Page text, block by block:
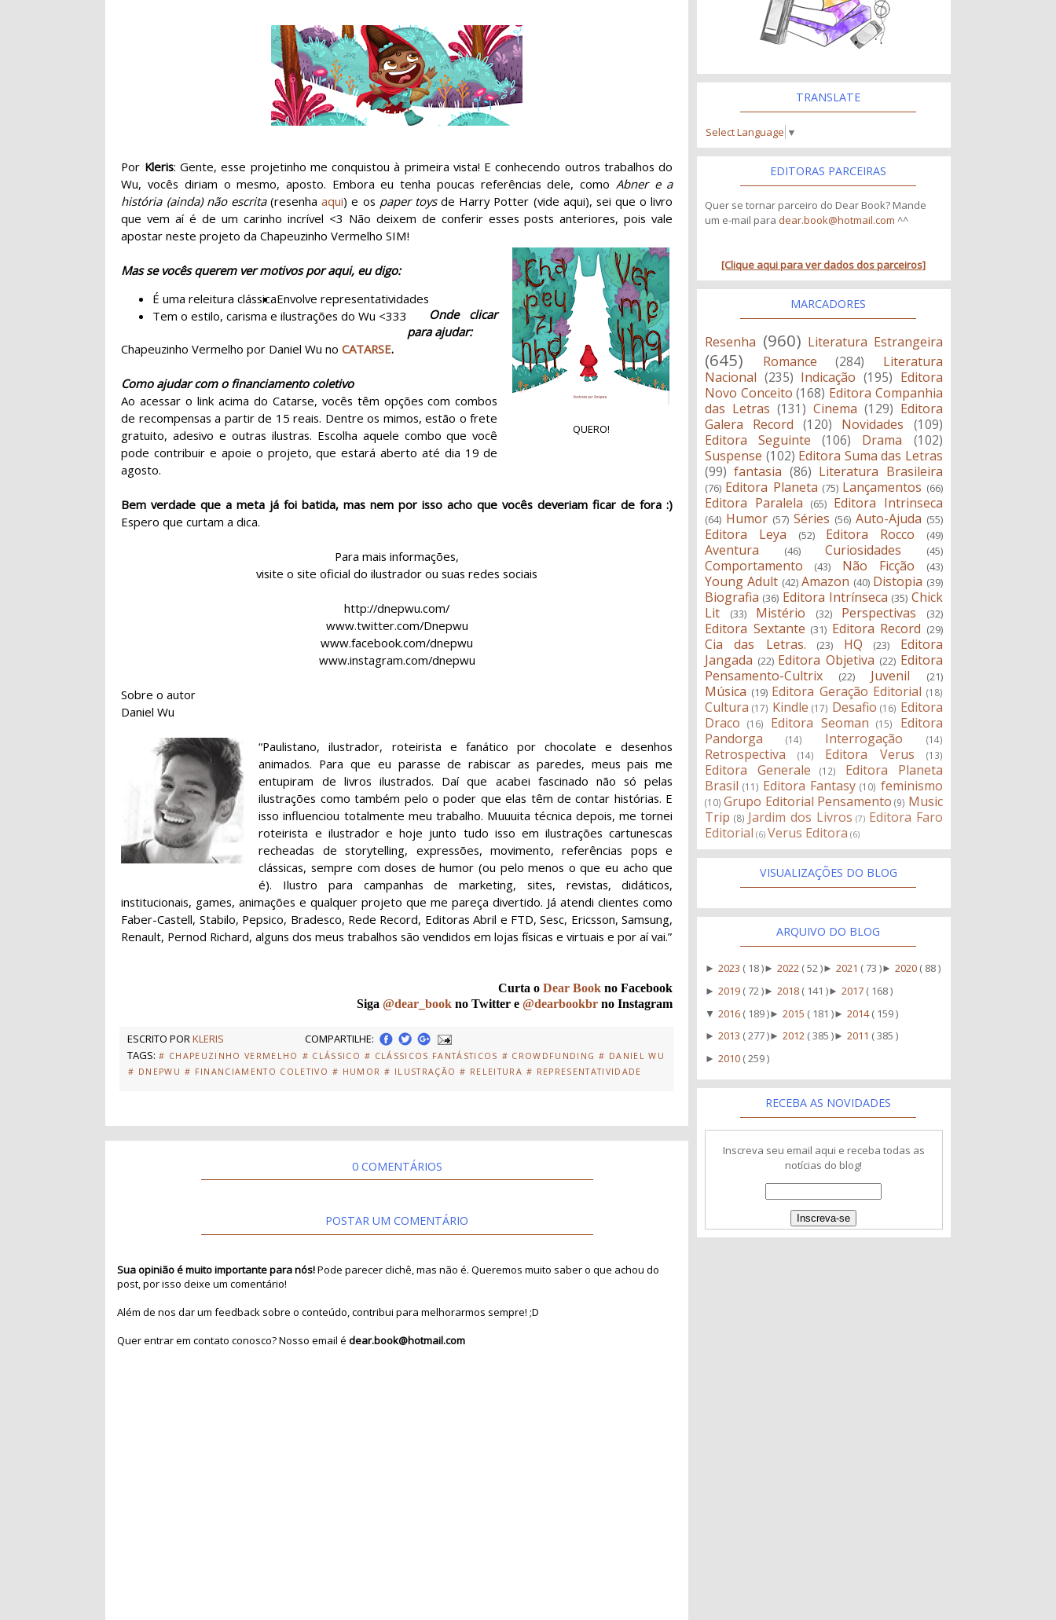
Por Kleris: Gente, esse projetinho me conquistou à primeira vista! E conhecendo outros trabalhos do
Wu, vocês diriam o mesmo, aposto. Embora eu tenha poucas referências dele, como Abner e a
história (ainda) não escrita(resenhaaqui) e os paper toysde Harry Potter (vide aqui), sei que o livro
que vem aí é de um carinho incrível <3 Não deixem de conferir esses posts anteriores, pois vale
apostar neste projeto da Chapeuzinho Vermelho SIM!
QUERO!
Mas se vocês querem ver motivos por aqui, eu digo:
É uma releitura clássicaEnvolve representatividades
Tem o estilo, carisma e ilustrações do Wu <333
Onde clicar
para ajudar:
Chapeuzinho Vermelho por Daniel Wu noCATARSE.
Como ajudar com o financiamento coletivo
Ao acessar o link acima do Catarse, vocês têm opções com combos
de recompensas a partir de 15 reais. Dentre os mimos, estão o frete
gratuito, adesivo e outras ilustras. Escolha aquele combo que você
pode contribuir e apoie o projeto, que estará aberto até dia 19 de
agosto.
Bem verdade que a meta já foi batida, mas nem por isso acho que vocês deveriam ficar de fora :)
Espero que curtam a dica.
Para mais informações,
visite o site oficial do ilustrador ou suas redes sociais
http://dnepwu.com/
www.twitter.com/Dnepwu
www.facebook.com/dnepwu
www.instagram.com/dnepwu
Sobre o autor
Daniel Wu
“Paulistano, ilustrador, roteirista e fanático por chocolate e desenhos
animados. Para que eu parasse de rabiscar as paredes, meus pais me
entupiram de livros ilustrados. Daí que acabei fascinado não só pelas
ilustrações como também pelo o poder que elas têm de contar histórias. E
isso influenciou totalmente meu trabalho. Muuuita técnica depois, me tornei
roteirista e ilustrador e hoje junto tudo isso em ilustrações cartunescas
recheadas de storytelling, expressões, movimento, referências pops e
clássicas, sempre com doses de humor (ou pelo menos o que eu acho que
é). Ilustro para campanhas de marketing, sites, revistas, didáticos,
institucionais, games, animações e qualquer projeto que me pareça divertido. Já atendi clientes como
Faber-Castell, Stabilo, Pepsico, Bradesco, Rede Record, Editoras Abril e FTD, Sesc, Ericsson, Samsung,
Renault, Pernod Richard, alguns dos meus trabalhos são vendidos em lojas físicas e virtuais e por aí vai.”
Curta oDear Book no Facebook
Siga @dear_book no Twitter e @dearbookbr no Instagram
ESCRITO PORKLERIS
COMPARTILHE:
TAGS: # CHAPEUZINHO VERMELHO # CLÁSSICO # CLÁSSICOS FANTÁSTICOS # CROWDFUNDING # DANIEL WU
# DNEPWU # FINANCIAMENTO COLETIVO # HUMOR # ILUSTRAÇÃO # RELEITURA # REPRESENTATIVIDADE
0 COMENTÁRIOS
POSTAR UM COMENTÁRIO
Sua opinião é muito importante para nós!Pode parecer clichê, mas não é. Queremos muito saber o que achou do
post, por isso deixe um comentário!
Além de nos dar um feedback sobre o conteúdo, contribui para melhorarmos sempre! ;D
Quer entrar em contato conosco? Nosso email édear.book@hotmail.com
TRANSLATE
Select Language ▼
EDITORAS PARCEIRAS
Quer se tornar parceiro do Dear Book? Mande
um e-mail para dear.book@hotmail.com ^^
[Clique aqui para ver dados dos parceiros]
MARCADORES
Resenha (960) Literatura Estrangeira
(645) Romance (284)
Literatura
Nacional (235) Indicação (195) Editora
Novo Conceito (168) Editora Companhia
das Letras (131) Cinema (129) Editora
Galera Record
(120) Novidades
(109)
Editora Seguinte
(106) Drama
(102)
Suspense (102) Editora Suma das Letras
(99) fantasia (86) Literatura Brasileira
(76) Editora Planeta (75) Lançamentos (66)
Editora Paralela (65) Editora Intrinseca
(64) Humor (57) Séries (56) Auto-Ajuda (55)
Editora Leya (52) Editora Rocco (49)
Aventura (46) Curiosidades (45)
Comportamento (43) Não Ficção (43)
Young Adult (42) Amazon (40) Distopia (39)
Biografia (36) Editora Intrínseca (35) Chick
Lit
(33) Mistério (32) Perspectivas (32)
Editora Sextante (31) Editora Record (29)
Cia das Letras. (23) HQ (23)
Editora
Jangada (22) Editora Objetiva (22) Editora
Pensamento-Cultrix
(22) Juvenil (21)
Música (19) Editora Geração Editorial (18)
Cultura (17) Kindle (17) Desafio (16) Editora
Draco
(16) Editora Seoman (15)
Editora
Pandorga
(14) Interrogação (14)
Retrospectiva (14) Editora Verus (13)
Editora Generale (12)
Editora Planeta
Brasil (11) Editora Fantasy (10) feminismo
(10) Grupo Editorial Pensamento (9) Music
Trip (8) Jardim dos Livros (7) Editora Faro
Editorial (6) Verus Editora (6)
VISUALIZAÇÕES DO BLOG
ARQUIVO DO BLOG
►2023 ( 18 )►2022 ( 52 )►2021 ( 73 )►2020 ( 88 )
►2019 ( 72 )►2018 ( 141 )►2017 ( 168 )
▼2016 ( 189 )►2015 ( 181 )►2014( 159 )
►2013 ( 277 )►2012 ( 385 )►2011 ( 385 )
►2010 ( 259 )
RECEBA AS NOVIDADES
Inscreva seu email aqui e receba todas as
notícias do blog!